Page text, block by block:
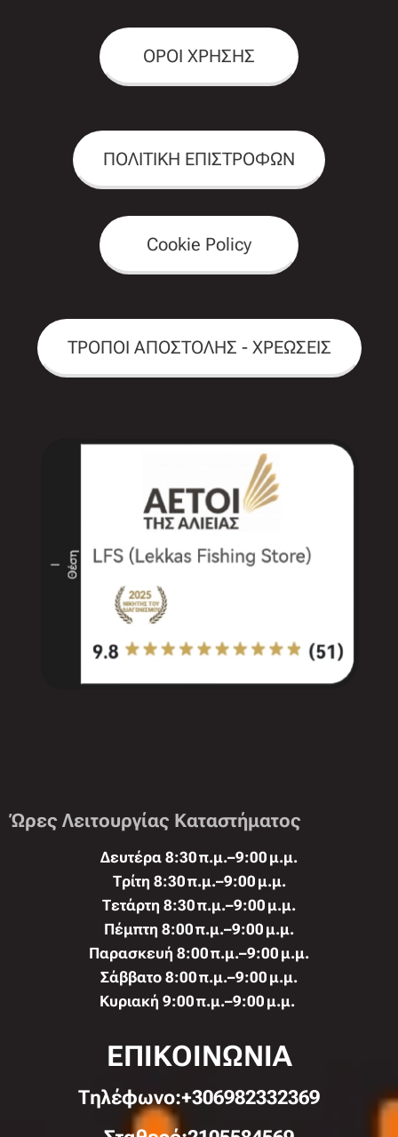
ΟΡΟΙ ΧΡΗΣΗΣ
ΠΟΛΙΤΙΚΗ ΕΠΙΣΤΡΟΦΩΝ
Cookie Policy
ΤΡΟΠΟΙ ΑΠΟΣΤΟΛΗΣ - ΧΡΕΩΣΕΙΣ
Ώρες Λειτουργίας Καταστήματος
Δευτέρα 8:30 π.μ.–9:00 μ.μ.
Τρίτη 8:30 π.μ.–9:00 μ.μ.
Τετάρτη 8:30 π.μ.–9:00 μ.μ.
Πέμπτη 8:00 π.μ.–9:00 μ.μ.
Παρασκευή 8:00 π.μ.–9:00 μ.μ.
Σάββατο 8:00 π.μ.–9:00 μ.μ.
Κυριακή 9:00 π.μ.–9:00 μ.μ.
ΕΠΙΚΟΙΝΩΝΙΑ
Τηλέφωνo:+306982332369